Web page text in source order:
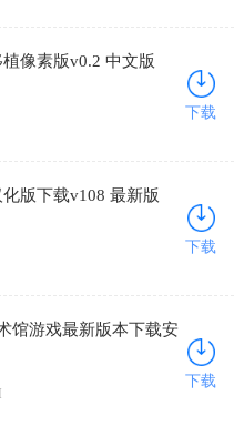
像素版v0.2 中文版
下载
版下载v108 最新版
下载
馆游戏最新版本下载安
安卓版
下载